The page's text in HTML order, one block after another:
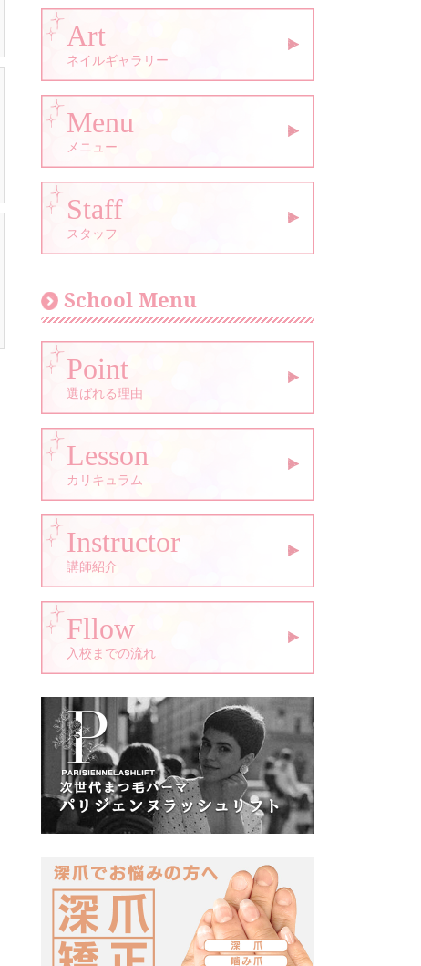
Art
ネイルギャラリー
Menu
メニュー
Staff
スタッフ
School Menu
Point
選ばれる理由
Lesson
カリキュラム
Instructor
講師紹介
Fllow
入校までの流れ